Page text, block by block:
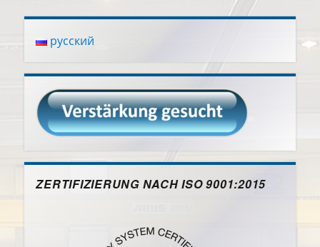
русский
ZERTIFIZIERUNG NACH ISO 9001:2015